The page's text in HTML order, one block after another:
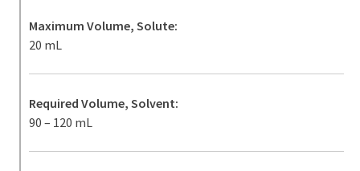
Maximum Volume, Solute:
20 mL
Required Volume, Solvent:
90 – 120 mL